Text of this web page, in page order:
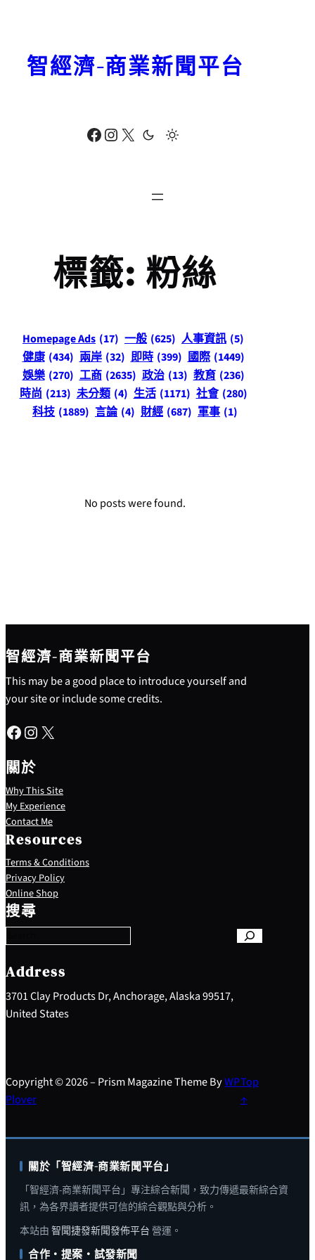
Facebook Instagram X
智經濟-商業新聞平台
標籤: 粉絲
Homepage Ads (17) 一般 (625) 人事資訊 (5)
健康 (434) 兩岸 (32) 即時 (399) 國際 (1449)
娛樂 (270) 工商 (2635) 政治 (13) 教育 (236)
時尚 (213) 未分類 (4) 生活 (1171) 社會 (280)
科技 (1889) 言論 (4) 財經 (687) 軍事 (1)
No posts were found.
智經濟-商業新聞平台
This may be a good place to introduce yourself and
your site or include some credits.
Facebook Instagram X
關於
Why This Site
My Experience
Contact Me
Resources
Terms & Conditions
Privacy Policy
Online Shop
搜尋
S
e
a
c
h
Address
3701 Clay Products Dr, Anchorage, Alaska 99517,
United States
Copyright © 2026 – Prism Magazine Theme ByWP
Plover
Top
↑
關於「智經濟-商業新聞平台」
「智經濟-商業新聞平台」專注綜合新聞，致力傳遞最新綜合資
訊，為各界讀者提供可信的綜合觀點與分析。
本站由 智聞捷發新聞發佈平台 營運。
合作・提案・試發新聞